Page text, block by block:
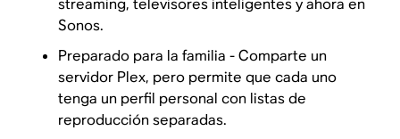
streaming, televisores inteligentes y ahora en
Sonos.
Preparado para la familia - Comparte un
servidor Plex, pero permite que cada uno
tenga un perfil personal con listas de
reproducción separadas.